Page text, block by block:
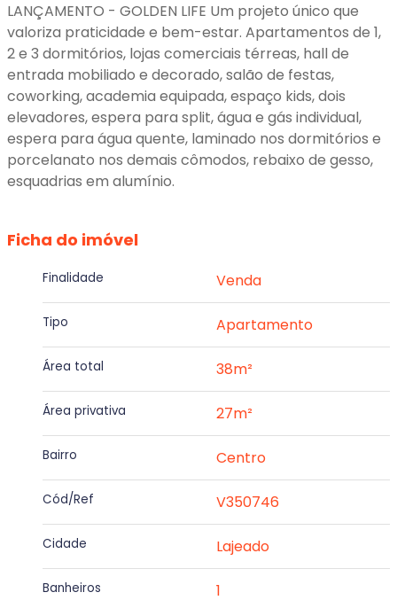
LANÇAMENTO - GOLDEN LIFE Um projeto único que
valoriza praticidade e bem-estar. Apartamentos de 1,
2 e 3 dormitórios, lojas comerciais térreas, hall de
entrada mobiliado e decorado, salão de festas,
coworking, academia equipada, espaço kids, dois
elevadores, espera para split, água e gás individual,
espera para água quente, laminado nos dormitórios e
porcelanato nos demais cômodos, rebaixo de gesso,
esquadrias em alumínio.
Ficha do imóvel
Finalidade Venda
Tipo Apartamento
Área total 38m²
Área privativa 27m²
Bairro Centro
Cód/Ref V350746
Cidade Lajeado
Banheiros 1